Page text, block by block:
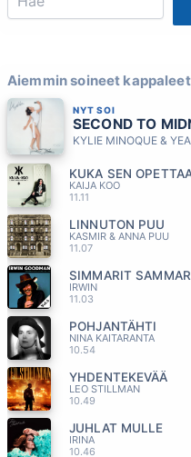
Aiemmin soineet
NYT SOI
KUKA SEN
KAIJA KOO
11.11
LINNUTON PUU
KASMIR & ANNA PUU
11.07
IRWIN
11.03
POHJANTÄHTI
NINA KAITARANTA
10.54
YHDENTEKEVÄÄ
LEO STILLMAN
10.49
JUHLAT MULLE
IRINA
10.46